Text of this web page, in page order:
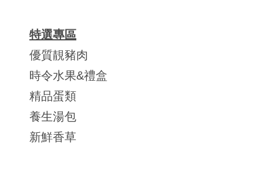
特選專區
優質靚豬肉
時令水果&禮盒
精品蛋類
養生湯包
新鮮香草